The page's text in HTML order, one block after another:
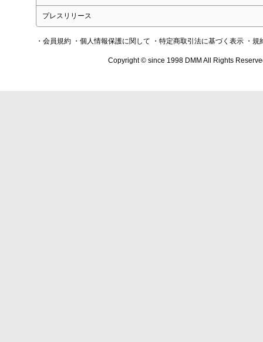
プレスリリース
・会員規約 ・個人情報保護に関して ・特定商取引法に基づく表示 ・規
Copyright © since 1998 DMM All Rights